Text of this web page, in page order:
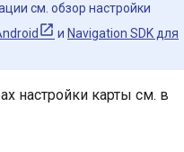
см. обзор настройки
и Navigation SDK для
настройки карты см. в